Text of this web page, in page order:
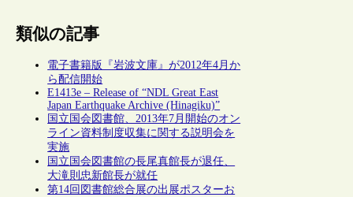
類似の記事
電子書籍版『岩波文庫』が2012年4月か
ら配信開始
E1413e – Release of “NDL Great East
Japan Earthquake Archive (Hinagiku)”
国立国会図書館、2013年7月開始のオン
ライン資料制度収集に関する説明会を
実施
国立国会図書館の長尾真館長が退任、
大滝則忠新館長が就任
第14回図書館総合展の出展ポスターお